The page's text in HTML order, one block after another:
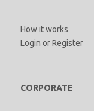
How it works
Login orRegister
CORPORATE